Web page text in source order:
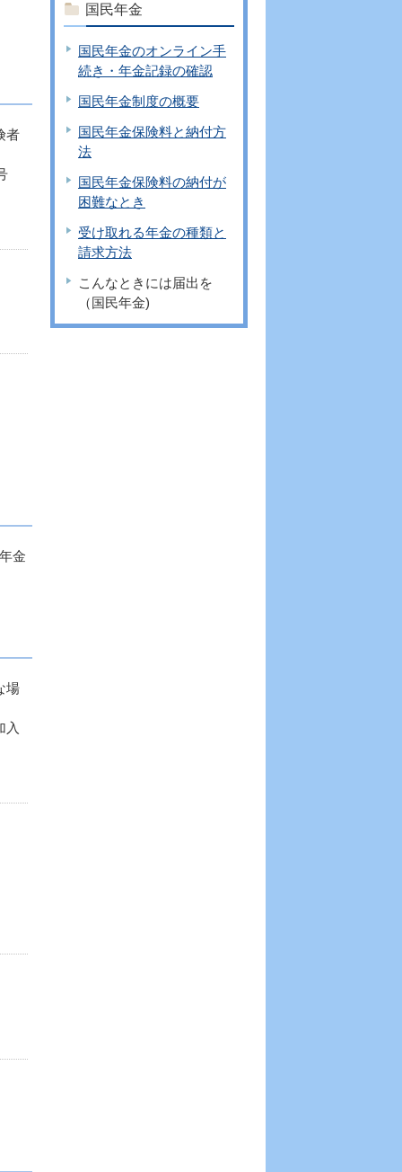
者
金
場
入
国民年金
国民年金のオンライン手
続き・年金記録の確認
国民年金制度の概要
国民年金保険料と納付方
法
国民年金保険料の納付が
困難なとき
受け取れる年金の種類と
請求方法
こんなときには届出を
（国民年金)